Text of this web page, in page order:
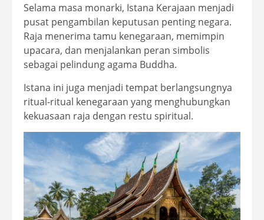
Selama masa monarki, Istana Kerajaan menjadi
pusat pengambilan keputusan penting negara.
Raja menerima tamu kenegaraan, memimpin
upacara, dan menjalankan peran simbolis
sebagai pelindung agama Buddha.
Istana ini juga menjadi tempat berlangsungnya
ritual-ritual kenegaraan yang menghubungkan
kekuasaan raja dengan restu spiritual.